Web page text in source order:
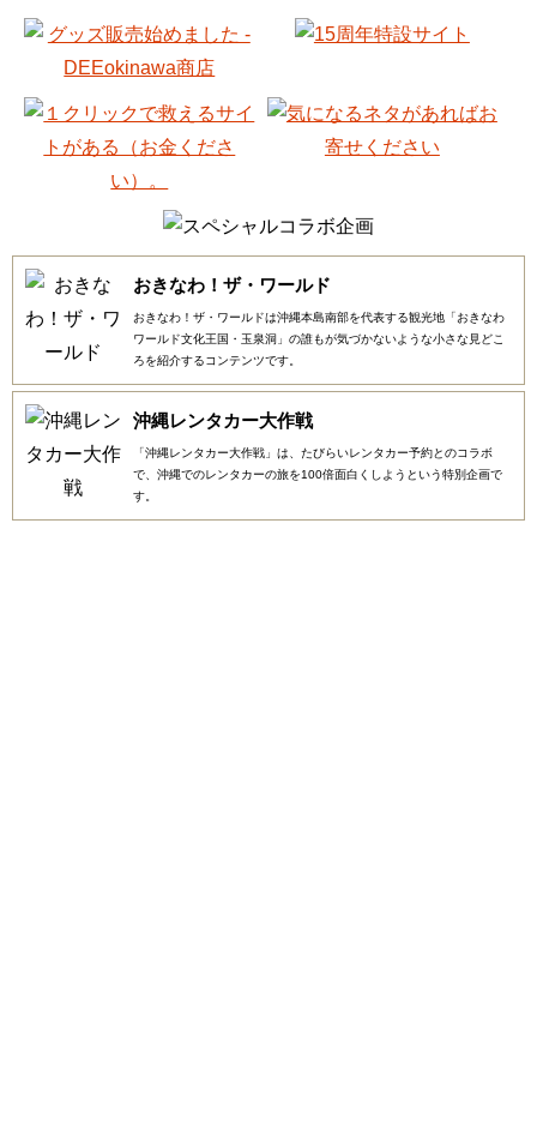
おきなわ！ザ・ワールド
おきなわ！ザ・ワールドは沖縄本島南部を代表する観光地「おきなわ
ワールド文化王国・玉泉洞」の誰もが気づかないような小さな見どこ
ろを紹介するコンテンツです。
沖縄レンタカー大作戦
「沖縄レンタカー大作戦」は、たびらいレンタカー予約とのコラボ
で、沖縄でのレンタカーの旅を100倍面白くしようという特別企画で
す。